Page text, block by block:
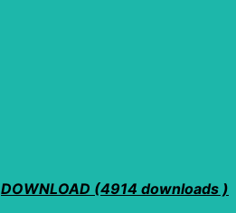
DOWNLOAD (4914 downloads )